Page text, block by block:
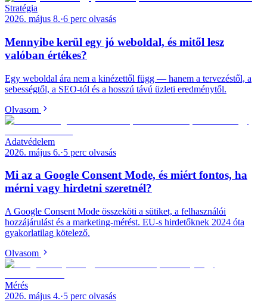
Stratégia
2026. május 8.·6 perc olvasás
Mennyibe kerül egy jó weboldal, és mitől lesz
valóban értékes?
Egy weboldal ára nem a kinézettől függ — hanem a tervezéstől, a
sebességtől, a SEO-tól és a hosszú távú üzleti eredménytől.
Olvasom
Adatvédelem
2026. május 6.·5 perc olvasás
Mi az a Google Consent Mode, és miért fontos, ha
mérni vagy hirdetni szeretnél?
A Google Consent Mode összeköti a sütiket, a felhasználói
hozzájárulást és a marketing-mérést. EU-s hirdetőknek 2024 óta
gyakorlatilag kötelező.
Olvasom
Mérés
2026. május 4.·5 perc olvasás